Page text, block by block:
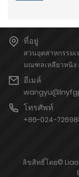
ที่อยู่
สวนอุตสาหกรรม
มณฑลเหลียวหนิง
อีเมล์
โทรศัพท์
+86-024-
ลิขสิทธิ์โดย©